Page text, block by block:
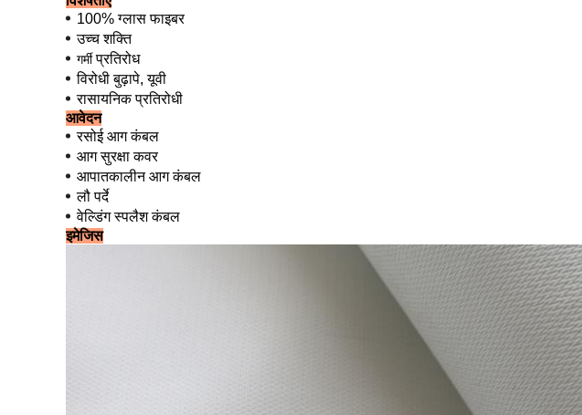
100% ग्लास फाइबर
उच्च शक्ति
गर्मीप्रतिरोध
विरोधी बुढ़ापे, यूवी
रासायनिक प्रतिरोधी
आवेदन
रसोई आग कंबल
आग सुरक्षा कवर
आपातकालीन आग कंबल
लौ पर्दे
वेल्डिंग स्पलैश कंबल
इमेजिस